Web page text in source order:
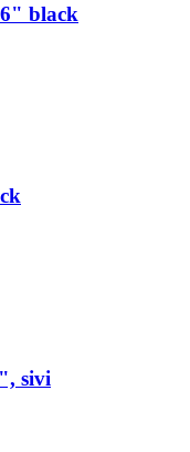
black
sivi